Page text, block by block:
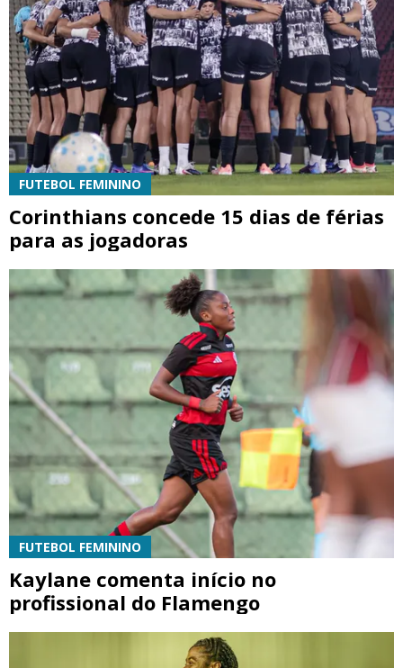
FUTEBOL FEMININO
Corinthians concede 15 dias de férias
para as jogadoras
FUTEBOL FEMININO
Kaylane comenta início no
profissional do Flamengo